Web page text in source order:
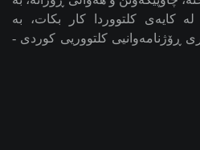
لە کایەی کلتووردا کار بکات، بە
ڕۆژنامەوانیی کلتووریی کوردی -